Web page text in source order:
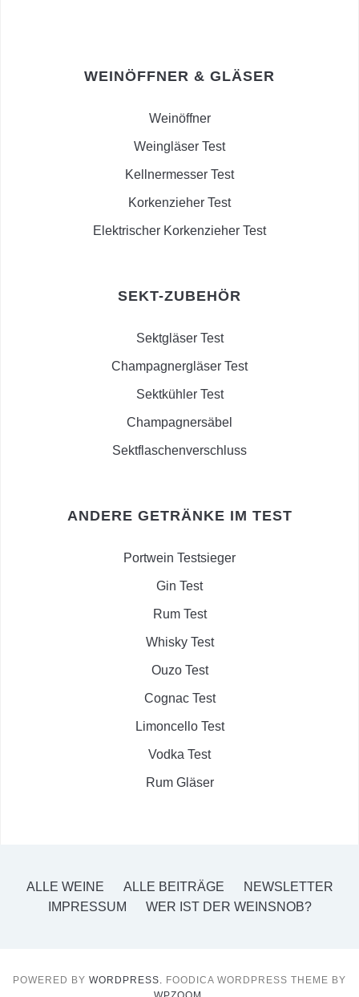
WEINÖFFNER & GLÄSER
Weinöffner
Weingläser Test
Kellnermesser Test
Korkenzieher Test
Elektrischer Korkenzieher Test
SEKT-ZUBEHÖR
Sektgläser Test
Champagnergläser Test
Sektkühler Test
Champagnersäbel
Sektflaschenverschluss
ANDERE GETRÄNKE IM TEST
Portwein Testsieger
Gin Test
Rum Test
Whisky Test
Ouzo Test
Cognac Test
Limoncello Test
Vodka Test
Rum Gläser
ALLE WEINE ALLE BEITRÄGE
NEWSLETTER
IMPRESSUM
WER IST DER WEINSNOB?
POWERED BY WORDPRESS.
FOODICA WORDPRESS THEME BY